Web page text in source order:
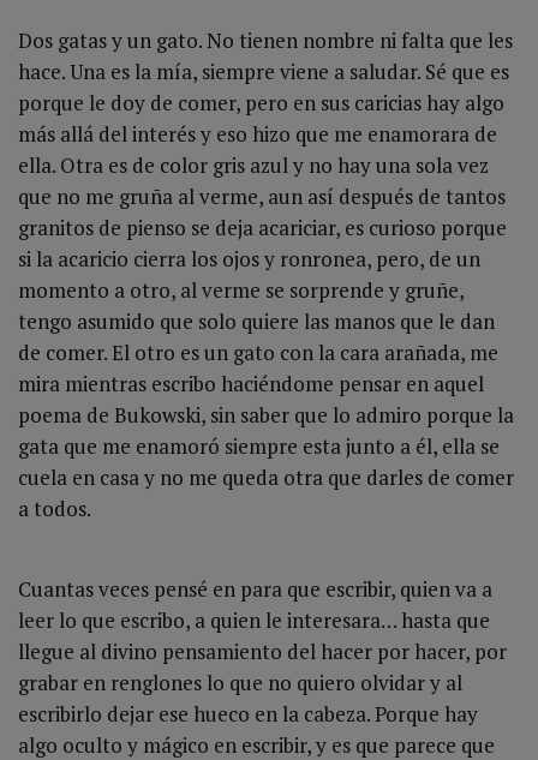
Dos gatas y un gato. No tienen nombre ni falta que les
hace. Una es la mía, siempre viene a saludar. Sé que es
porque le doy de comer, pero en sus caricias hay algo
más allá del interés y eso hizo que me enamorara de
ella. Otra es de color gris azul y no hay una sola vez
que no me gruña al verme, aun así después de tantos
granitos de pienso se deja acariciar, es curioso porque
si la acaricio cierra los ojos y ronronea, pero, de un
momento a otro, al verme se sorprende y gruñe,
tengo asumido que solo quiere las manos que le dan
de comer. El otro es un gato con la cara arañada, me
mira mientras escribo haciéndome pensar en aquel
poema de Bukowski, sin saber que lo admiro porque la
gata que me enamoró siempre esta junto a él, ella se
cuela en casa y no me queda otra que darles de comer
a todos.
Cuantas veces pensé en para que escribir, quien va a
leer lo que escribo, a quien le interesara… hasta que
llegue al divino pensamiento del hacer por hacer, por
grabar en renglones lo que no quiero olvidar y al
escribirlo dejar ese hueco en la cabeza. Porque hay
algo oculto y mágico en escribir, y es que parece que